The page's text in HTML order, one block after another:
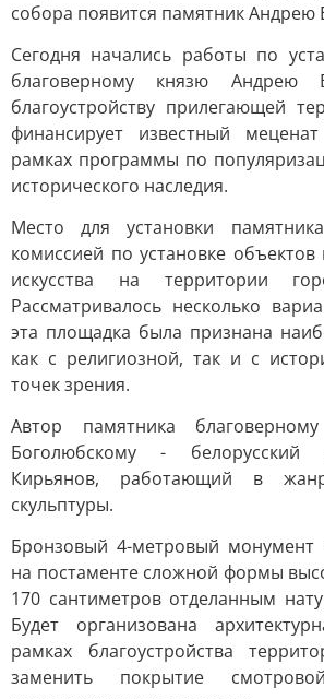
собора появится памятник Андрею
Сегодня начались работы по
благоверному князю Андрею
благоустройству прилегающей
финансирует известный
рамках программы по
исторического наследия.
Место для установки
комиссией по установке
искусства на территории
Рассматривалось несколько
эта площадка была признана
как с религиозной, так и с
точек зрения.
Автор памятника
Боголюбскому - белорусский
Кирьянов, работающий в
скульптуры.
Бронзовый 4-метровый монумент
на постаменте сложной формы
170 сантиметров отделанным
Будет организована
рамках благоустройства
заменить покрытие